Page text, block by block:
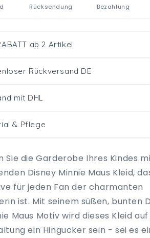
Rücksendung
Bezahlung
ab 2 Artikel
Rückversand DE
mit DHL
& Pflege
Sie die Garderobe Ihres Kindes
Disney Minnie Maus Kleid,
für jeden Fan der charmanten
ist. Mit seinem süßen, bunten
Maus Motiv wird dieses Kleid
ein Hingucker sein - sei es